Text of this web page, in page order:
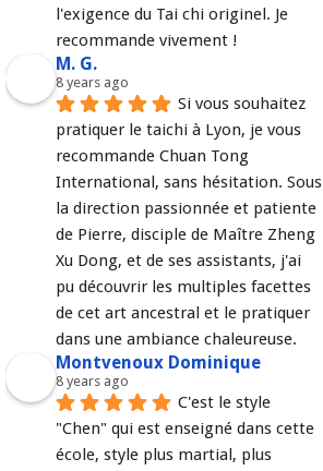
l'exigence du Tai chi originel. Je
recommande vivement !
M. G.
8 years ago
Si vous souhaitez
pratiquer le taichi à Lyon, je vous
recommande Chuan Tong
International, sans hésitation. Sous
la direction passionnée et patiente
de Pierre, disciple de Maître Zheng
Xu Dong, et de ses assistants, j'ai
pu découvrir les multiples facettes
de cet art ancestral et le pratiquer
dans une ambiance chaleureuse.
Montvenoux Dominique
8 years ago
C'est le style
"Chen" qui est enseigné dans cette
école, style plus martial, plus